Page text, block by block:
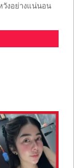
งอย่างแน่นอน